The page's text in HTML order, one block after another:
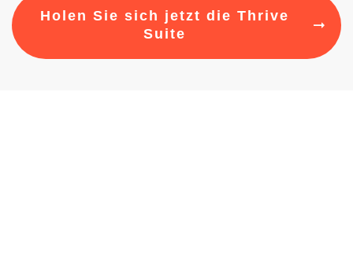
Holen Sie sich jetzt die Thrive
Suite